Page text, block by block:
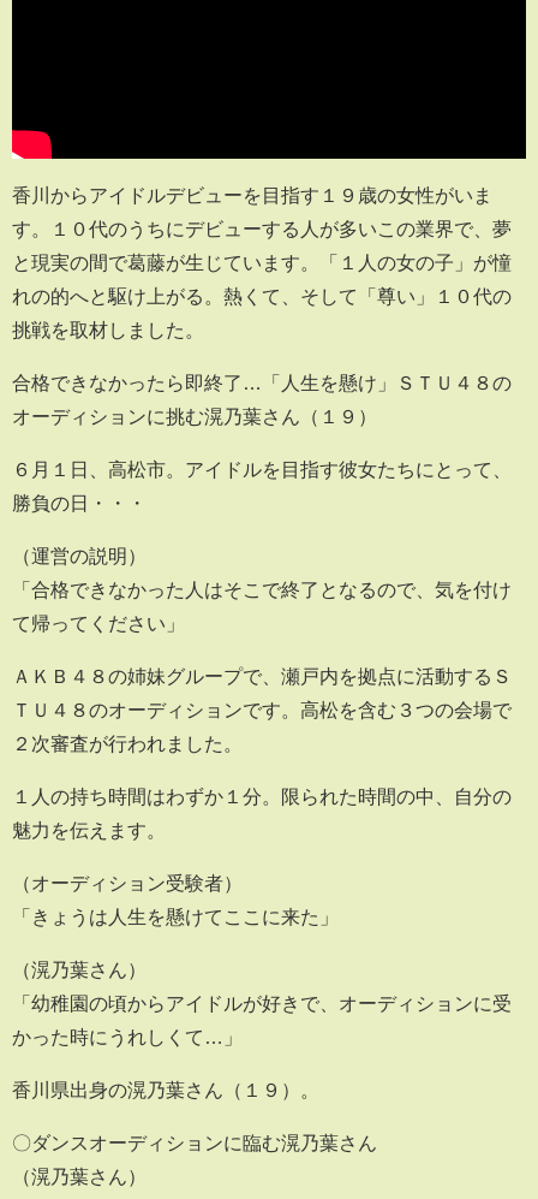
香川からアイドルデビューを目指す１９歳の女性がいま
す。１０代のうちにデビューする人が多いこの業界で、夢
と現実の間で葛藤が生じています。「１人の女の子」が憧
れの的へと駆け上がる。熱くて、そして「尊い」１０代の
挑戦を取材しました。
合格できなかったら即終了…「人生を懸け」ＳＴＵ４８の
オーディションに挑む滉乃葉さん（１９）
６月１日、高松市。アイドルを目指す彼女たちにとって、
勝負の日・・・
（運営の説明）
「合格できなかった人はそこで終了となるので、気を付け
て帰ってください」
ＡＫＢ４８の姉妹グループで、瀬戸内を拠点に活動するＳ
ＴＵ４８のオーディションです。高松を含む３つの会場で
２次審査が行われました。
１人の持ち時間はわずか１分。限られた時間の中、自分の
魅力を伝えます。
（オーディション受験者）
「きょうは人生を懸けてここに来た」
（滉乃葉さん）
「幼稚園の頃からアイドルが好きで、オーディションに受
かった時にうれしくて…」
香川県出身の滉乃葉さん（１９）。
〇ダンスオーディションに臨む滉乃葉さん
（滉乃葉さん）